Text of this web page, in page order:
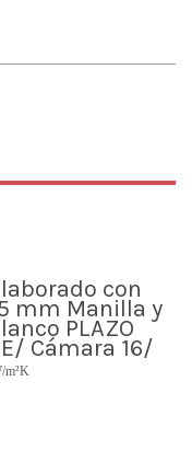
con
mm Manilla y
PLAZO
Cámara 16/
m²K